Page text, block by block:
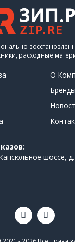
расходные
О
Бренды
шоссе,